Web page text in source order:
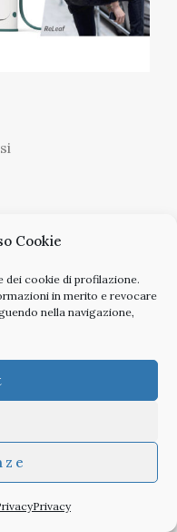
Cookie
dei cookie di profilazione.
in merito e revocare
nella navigazione,
Privacy